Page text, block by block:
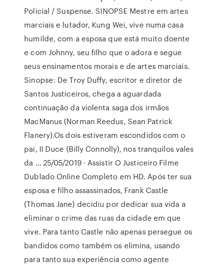
Policial / Suspense. SINOPSE Mestre em artes
marciais e lutador, Kung Wei, vive numa casa
humilde, com a esposa que está muito doente
e com Johnny, seu filho que o adora e segue
seus ensinamentos morais e de artes marciais.
Sinopse: De Troy Duffy, escritor e diretor de
Santos Justiceiros, chega a aguardada
continuação da violenta saga dos irmãos
MacManus (Norman Reedus, Sean Patrick
Flanery).Os dois estiveram escondidos com o
pai, II Duce (Billy Connolly), nos tranquilos vales
da … 25/05/2019 · Assistir O Justiceiro Filme
Dublado Online Completo em HD. Após ter sua
esposa e filho assassinados, Frank Castle
(Thomas Jane) decidiu por dedicar sua vida a
eliminar o crime das ruas da cidade em que
vive. Para tanto Castle não apenas persegue os
bandidos como também os elimina, usando
para tanto sua experiência como agente